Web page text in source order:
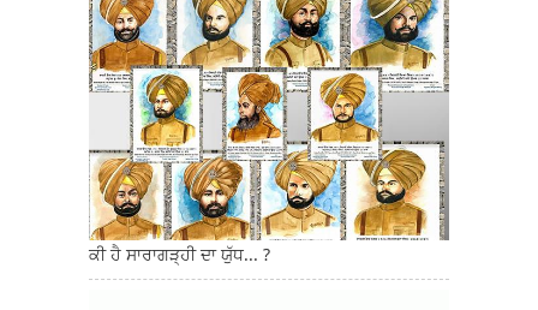
ਕੀ ਹੈ ਸਾਰਾਗੜ੍ਹੀ ਦਾ ਯੁੱਧ... ?